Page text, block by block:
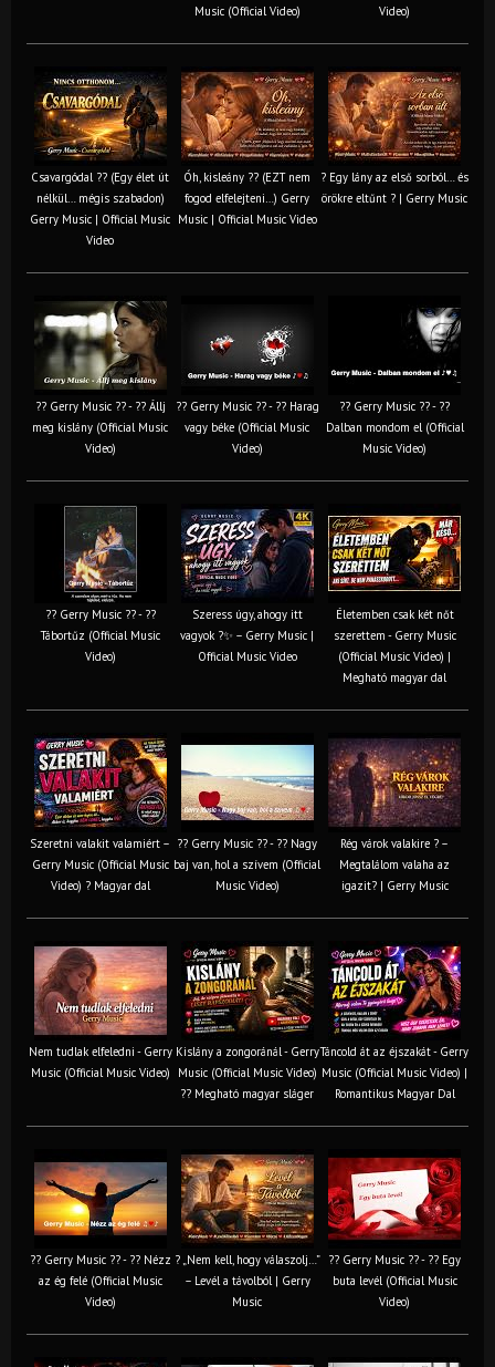
Music (Official Video)
Video)
Csavargódal ?? (Egy élet út
nélkül… mégis szabadon)
Gerry Music | Official Music
Video
Óh, kisleány ?? (EZT nem
fogod elfelejteni…) Gerry
Music | Official Music Video
? Egy lány az első sorból… és
örökre eltűnt ? | Gerry Music
?? Gerry Music ?? - ?? Állj
meg kislány (Official Music
Video)
?? Gerry Music ?? - ?? Harag
vagy béke (Official Music
Video)
?? Gerry Music ?? - ??
Dalban mondom el (Official
Music Video)
?? Gerry Music ?? - ??
Tábortűz (Official Music
Video)
Szeress úgy, ahogy itt
vagyok ?✨ – Gerry Music |
Official Music Video
Életemben csak két nőt
szerettem - Gerry Music
(Official Music Video) |
Megható magyar dal
Szeretni valakit valamiért –
Gerry Music (Official Music
Video) ? Magyar dal
?? Gerry Music ?? - ?? Nagy
baj van, hol a szívem (Official
Music Video)
Rég várok valakire ? –
Megtalálom valaha az
igazit? | Gerry Music
Nem tudlak elfeledni - Gerry
Music (Official Music Video)
Kislány a zongoránál - Gerry
Music (Official Music Video)
?? Megható magyar sláger
Táncold át az éjszakát - Gerry
Music (Official Music Video) |
Romantikus Magyar Dal
?? Gerry Music ?? - ?? Nézz
az ég felé (Official Music
Video)
? „Nem kell, hogy válaszolj…”
– Levél a távolból | Gerry
Music
?? Gerry Music ?? - ?? Egy
buta levél (Official Music
Video)